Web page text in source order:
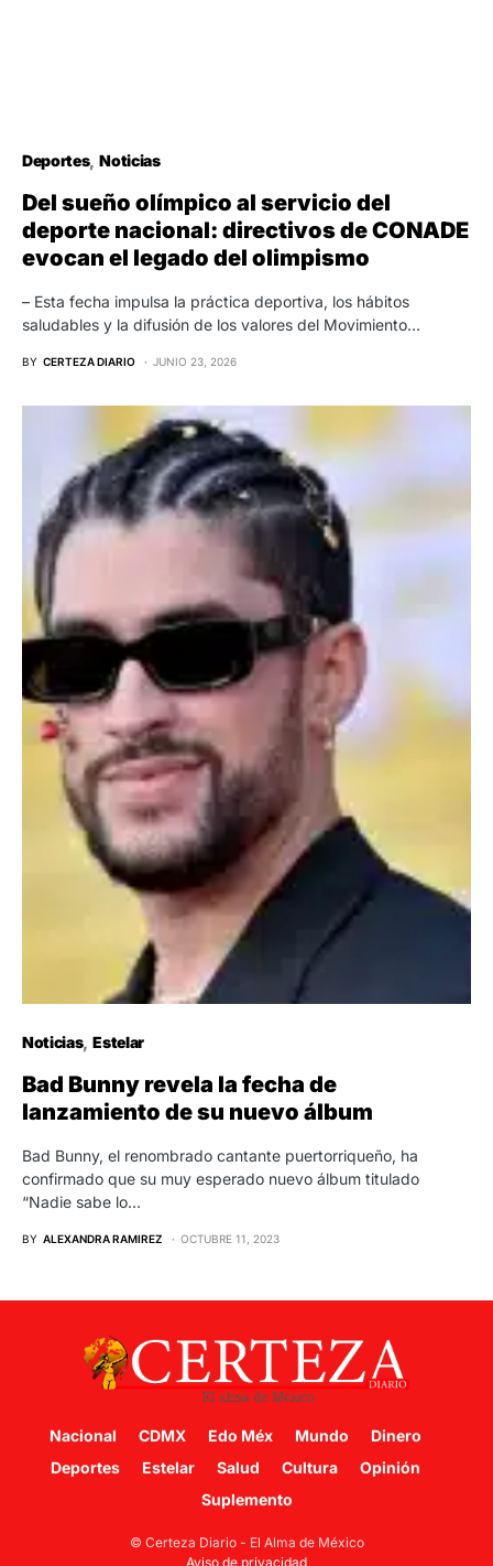
Deportes Noticias
Del sueño olímpico al servicio del
deporte nacional: directivos de CONADE
evocan el legado del olimpismo
– Esta fecha impulsa la práctica deportiva, los hábitos
saludables y la difusión de los valores del Movimiento…
BY CERTEZA DIARIO JUNIO 23, 2026
Noticias Estelar
Bad Bunny revela la fecha de
lanzamiento de su nuevo álbum
Bad Bunny, el renombrado cantante puertorriqueño, ha
confirmado que su muy esperado nuevo álbum titulado
“Nadie sabe lo…
BY ALEXANDRA RAMIREZ OCTUBRE 11, 2023
Nacional CDMX Edo Méx Mundo
Dinero
Deportes
Estelar Salud Cultura
Opinión
Suplemento
© Certeza Diario - El Alma de México
Aviso de privacidad